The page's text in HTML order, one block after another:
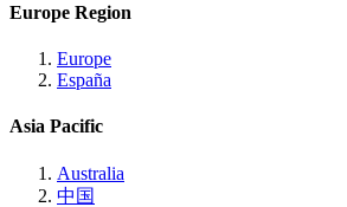
Europe Region
Europe
España
Asia Pacific
Australia
中国